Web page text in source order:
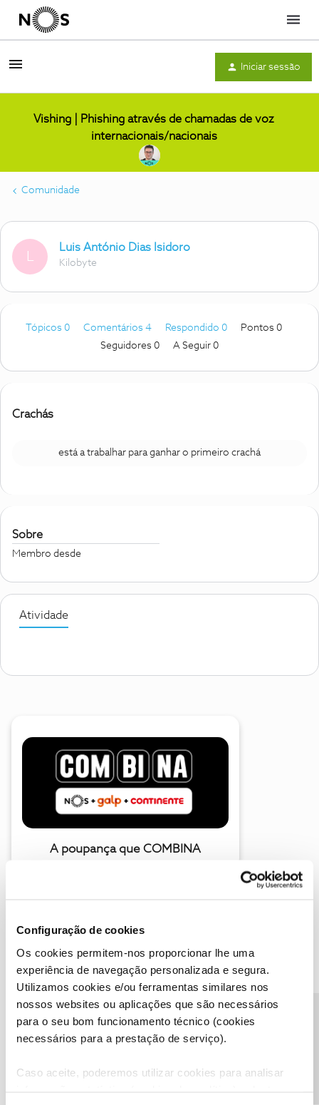
Configuração de cookies
Os cookies permitem-nos proporcionar lhe uma
experiência de navegação personalizada e segura.
Utilizamos cookies e/ou ferramentas similares nos
nossos websites ou aplicações que são necessários
para o seu bom funcionamento técnico (cookies
necessários para a prestação de serviço).
Caso aceite, poderemos utilizar cookies para analisar
Menu
Iniciar sessão
Vishing | Phishing através de chamadas de voz
internacionais/nacionais
Comunidade
L
Luis António Dias Isidoro
Kilobyte
Tópicos 0 Comentários 4 Respondido 0
Pontos 0
Seguidores 0 A Seguir 0
Crachás
está a trabalhar para ganhar o primeiro crachá
Sobre
Membro desde
Atividade
A poupança que COMBINA
Descubra as novidades de junho